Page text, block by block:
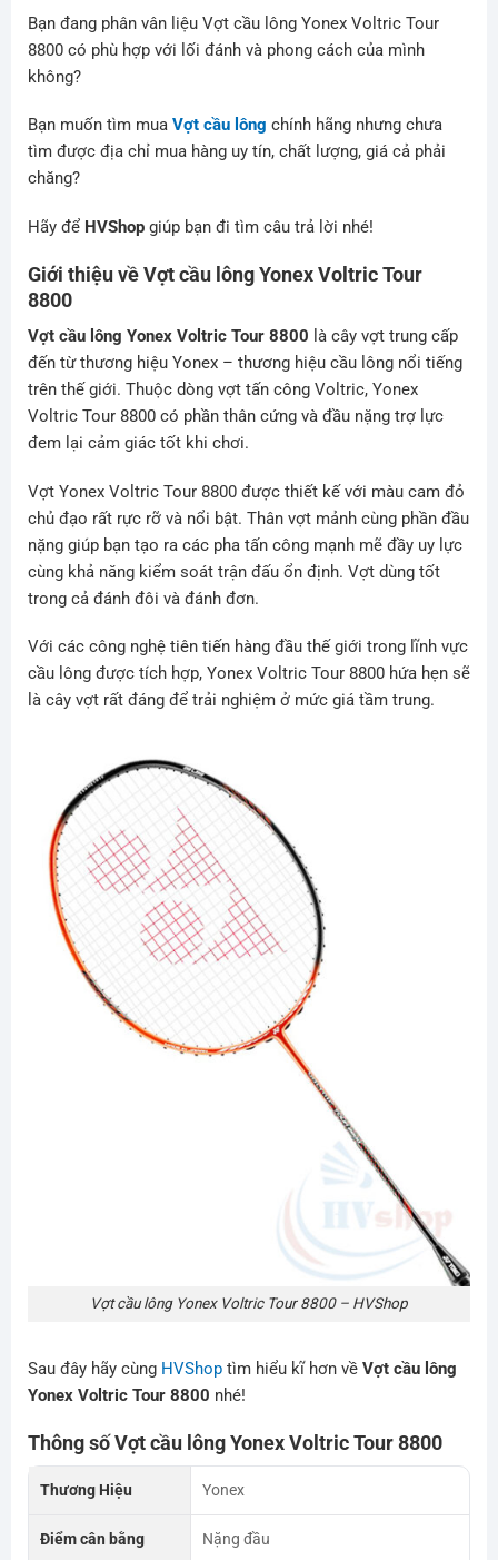
Bạn đang phân vân liệu Vợt cầu lông Yonex Voltric Tour
8800 có phù hợp với lối đánh và phong cách của mình
không?
Bạn muốn tìm mua Vợt cầu lông chính hãng nhưng chưa
tìm được địa chỉ mua hàng uy tín, chất lượng, giá cả phải
chăng?
Hãy để HVShopgiúp bạn đi tìm câu trả lời nhé!
Giới thiệu về Vợt cầu lông Yonex Voltric Tour
8800
Vợt cầu lông Yonex Voltric Tour 8800 là cây vợt trung cấp
đến từ thương hiệu Yonex – thương hiệu cầu lông nổi tiếng
trên thế giới. Thuộc dòng vợt tấn công Voltric, Yonex
Voltric Tour 8800 có phần thân cứng và đầu nặng trợ lực
đem lại cảm giác tốt khi chơi.
Vợt Yonex Voltric Tour 8800 được thiết kế với màu cam đỏ
chủ đạo rất rực rỡ và nổi bật. Thân vợt mảnh cùng phần đầu
nặng giúp bạn tạo ra các pha tấn công mạnh mẽ đầy uy lực
cùng khả năng kiểm soát trận đấu ổn định. Vợt dùng tốt
trong cả đánh đôi và đánh đơn.
Với các công nghệ tiên tiến hàng đầu thế giới trong lĩnh vực
cầu lông được tích hợp, Yonex Voltric Tour 8800 hứa hẹn sẽ
là cây vợt rất đáng để trải nghiệm ở mức giá tầm trung.
Vợt cầu lông Yonex Voltric Tour 8800 – HVShop
Sau đây hãy cùng HVShoptìm hiểu kĩ hơn về Vợt cầu lông
Yonex Voltric Tour 8800 nhé!
Thông số Vợt cầu lông Yonex Voltric Tour 8800
Thương Hiệu Yonex
Điểm cân bằng Nặng đầu